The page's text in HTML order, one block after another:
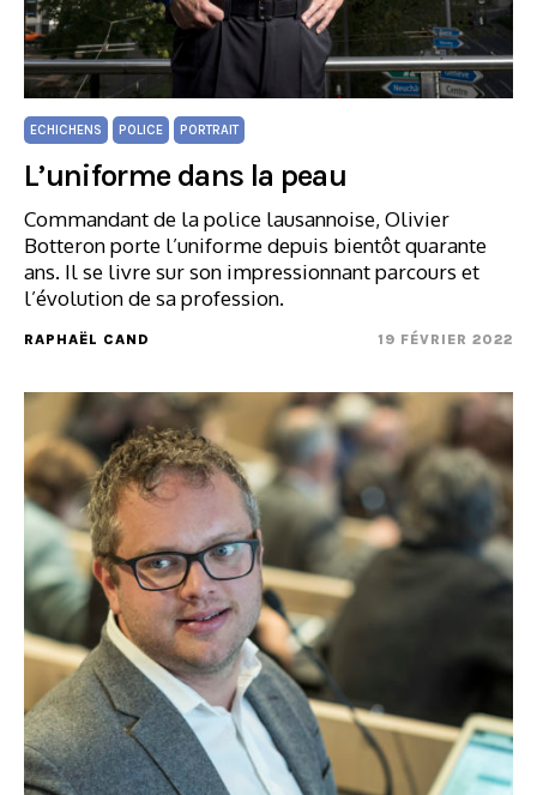
ECHICHENS POLICE PORTRAIT
L’uniforme dans la peau
Commandant de la police lausannoise, Olivier
Botteron porte l’uniforme depuis bientôt quarante
ans. Il se livre sur son impressionnant parcours et
l’évolution de sa profession.
RAPHAËL CAND 19 FÉVRIER 2022